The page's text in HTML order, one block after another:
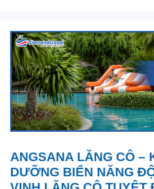
ANGSANA LĂNG CÔ –
DƯỠNG BIỂN NĂNG